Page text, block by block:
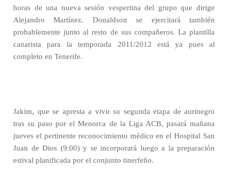
horas de una nueva sesión vespertina del grupo que dirige
Alejandro Martínez. Donaldson se ejercitará también
probablemente junto al resto de sus compañeros. La plantilla
canarista para la temporada 2011/2012 está ya pues al
completo en Tenerife.
Jakim, que se apresta a vivir su segunda etapa de aurinegro
tras su paso por el Menorca de la Liga ACB, pasará mañana
jueves el pertinente reconocimiento médico en el Hospital San
Juan de Dios (9:00) y se incorporará luego a la preparación
estival planificada por el conjunto tinerfeño.